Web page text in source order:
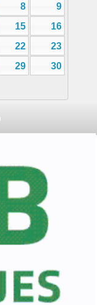
8
9
15
16
22
23
29
30